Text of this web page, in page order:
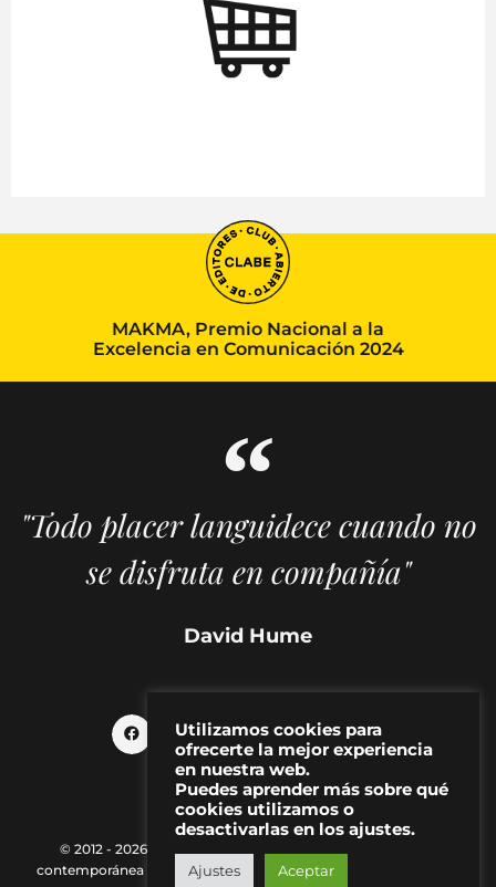
MAKMA, Premio Nacional a la
Excelencia en Comunicación 2024
"Todo placer languidece cuando no
se disfruta en compañía"
David Hume
© 2012 - 2026 MAKMA | Revista de artes visuales y cultura
contemporánea |
Política de Privacidad|Aviso Legal
Utilizamos cookies para
ofrecerte la mejor experiencia
en nuestra web.
Puedes aprender más sobre qué
cookies utilizamos o
desactivarlas en los ajustes.
Ajustes Aceptar